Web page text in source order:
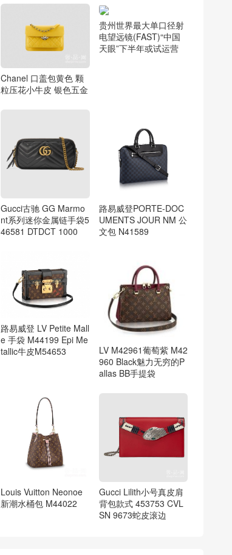
Chanel 口盖包黄色 颗
粒压花小牛皮 银色五金
贵州世界最大单口径射
电望远镜(FAST)“中国
天眼”下半年或试运营
Gucci古驰 GG Marmo
nt系列迷你金属链手袋5
46581 DTDCT 1000
路易威登PORTE-DOC
UMENTS JOUR NM 公
文包 N41589
路易威登 LV Petite Mall
e 手袋 M44199 Epi Me
tallic牛皮M54653
LV M42961葡萄紫 M42
960 Black魅力无穷的P
allas BB手提袋
Louis Vuitton Neonoe
新潮水桶包 M44022
Gucci Lilith小号真皮肩
背包款式 453753 CVL
SN 9673蛇皮滚边